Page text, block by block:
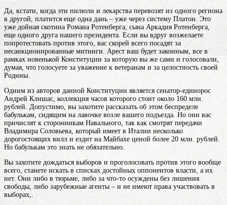
Да, кстати, когда эти пилюли и лекарства перевозят из одного региона
в другой, платится еще одна дань – уже через систему Платон. Это
уже дойная скотина Романа Ротенберга, сына Аркадия Ротенберга,
еще одного друга нашего президента. Если вы вдруг возжелаете
попротестовать против этого, вас скорей всего посадят за
несанкционированные митинги. Арест ваш будет законным, все в
рамках новенькой Конституции за которую вы же сами и голосовали,
думая, что голосуете за уважение к ветеранам и за целостность своей
Родины.
Одним из авторов данной Конституции является сенатор-единорос
Андрей Клишас, коллекция часов которого стоит около 160 млн.
рублей. Допустимо, вы захотите рассказать об этом беспределе
бабулькам, сидящим на лавочке возле вашего подъезда. Но они вас
причислят к сторонникам Навального, так как смотрят передачи
Владимира Соловьева, который имеет в Италии несколько
дорогостоящих вилл и ездит на Майбахе ценой более 20 млн. рублей.
Но бабулькам это знать не обязательно.
Вы захотите дождаться выборов и проголосовать против этого вообще
всего, станете искать в списках достойных оппонентов власти, а их
нет. Они либо в тюрьме, либо за что-то осуждены без лишения
свободы, либо зарубежные агенты – и не имеют права участвовать в
выборах,.